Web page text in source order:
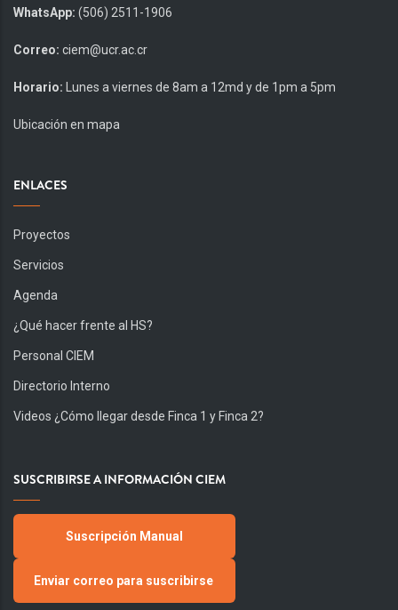
WhatsApp: (506) 2511-1906
Correo: ciem@ucr.ac.cr
Horario: Lunes a viernes de 8am a 12md y de 1pm a 5pm
Ubicación en mapa
ENLACES
Proyectos
Servicios
Agenda
¿Qué hacer frente al HS?
Personal CIEM
Directorio Interno
Videos ¿Cómo llegar desde Finca 1 y Finca 2?
SUSCRIBIRSE A INFORMACIÓN CIEM
Suscripción Manual
Enviar correo para suscribirse